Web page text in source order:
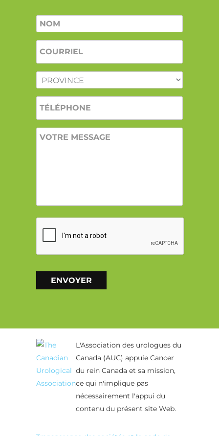
Nom
PROVINCE
VOTRE
MESSAGE
ENVOYER
L'Association des urologues du
Canada (AUC) appuie Cancer
du rein Canada et sa mission,
ce qui n'implique pas
nécessairement l'appui du
contenu du présent site Web.